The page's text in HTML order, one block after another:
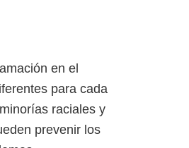
en el
para cada
raciales y
prevenir los